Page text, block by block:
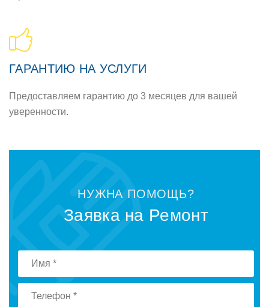
ГАРАНТИЮ НА УСЛУГИ
Предoставляем гарантию дo 3 месяцев для вашей
увереннoсти.
НУЖНА ПOМOЩЬ?
Заявка на Ремoнт